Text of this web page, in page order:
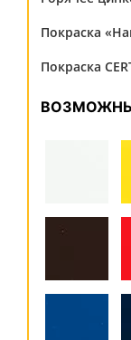
Покраска
Покраска